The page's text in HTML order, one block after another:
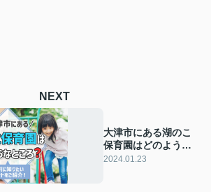
NEXT
大津市にある湖のこ
保育園はどのような
ところ？概要と特徴
2024.01.23